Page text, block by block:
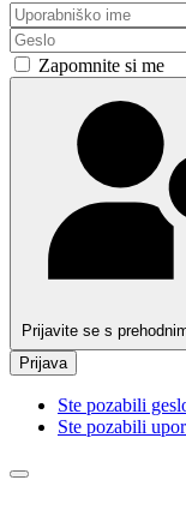
Zapomnite si me
Prijavite se s
Prijava
Ste pozabili
Ste pozabili